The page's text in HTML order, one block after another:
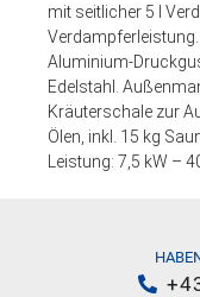
mit seitlicher 5 l
Aluminium-
Edelstahl.
Kräuterschale zur
Ölen, inkl. 15 kg
Leistung: 7,5 kW –